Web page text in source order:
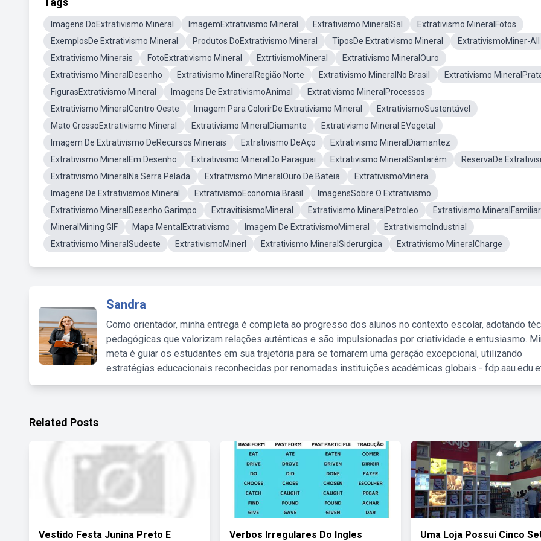
Imagens DoExtrativismo Mineral ImagemExtrativismo Mineral Extrativismo MineralSal
Extrativismo MineralFotos
ExemplosDe Extrativismo Mineral
Produtos DoExtrativismo Mineral TiposDe Extrativismo Mineral
ExtrativismoMiner-All
Extrativismo Minerais
FotoExtrativismo Mineral ExtrtivismoMineral
Extrativismo MineralOuro
Extrativismo MineralDesenho
Extrativismo MineralRegião Norte Extrativismo MineralNo Brasil
Extrativismo
FigurasExtrativismo Mineral
Imagens De ExtrativismoAnimal
Extrativismo MineralProcessos
Extrativismo MineralCentro Oeste
Imagem Para ColorirDe Extrativismo Mineral
ExtrativismoSustentável
Mato GrossoExtrativismo Mineral
Extrativismo MineralDiamante
Extrativismo Mineral EVegetal
Imagem De Extrativismo DeRecursos Minerais
Extrativismo DeAço
Extrativismo MineralDiamantez
Extrativismo MineralEm Desenho
Extrativismo MineralDo Paraguai Extrativismo MineralSantarém
ReservaDe
Extrativismo MineralNa Serra Pelada
Extrativismo MineralOuro De Bateia
ExtrativismoMinera
Imagens De Extrativismos Mineral
ExtrativismoEconomia Brasil
ImagensSobre O Extrativismo
Extrativismo MineralDesenho Garimpo
ExtravitisismoMineral Extrativismo MineralPetroleo
Extrativismo MineralFamiliar
MineralMining GIF
Mapa MentalExtrativismo Imagem De ExtrativismoMimeral
ExtrativismoIndustrial
Extrativismo MineralSudeste
ExtrativismoMinerl Extrativismo MineralSiderurgica Extrativismo MineralCharge
Sandra
Como orientador, minha entrega é completa ao progresso dos alunos no contexto escolar, adotando
pedagógicas que valorizam relações autênticas e são impulsionadas por criatividade e entusiasmo.
meta é guiar os estudantes em sua trajetória para se tornarem uma geração excepcional, utilizando
estratégias educacionais reconhecidas por renomadas instituições acadêmicas globais -
Related Posts
Vestido Festa Junina Preto E Verbos Irregulares Do Ingles Uma Loja Possui Cinco